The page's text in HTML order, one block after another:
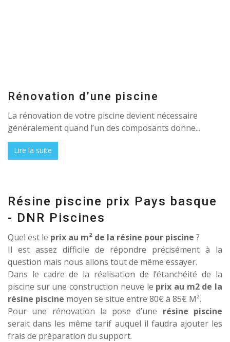
Rénovation d’une piscine
La rénovation de votre piscine devient nécessaire
généralement quand l’un des composants donne...
Lire la suite
Résine piscine prix Pays basque
- DNR Piscines
Quel est le prix au m² de la résine pour piscine ?
Il est assez difficile de répondre précisément à la
question mais nous allons tout de même essayer.
Dans le cadre de la réalisation de l’étanchéité de la
piscine sur une construction neuve le prix au m2 de la
résine piscine moyen se situe entre 80€ à 85€ M².
Pour une rénovation la pose d’une résine piscine
serait dans les même tarif auquel il faudra ajouter les
frais de préparation du support.